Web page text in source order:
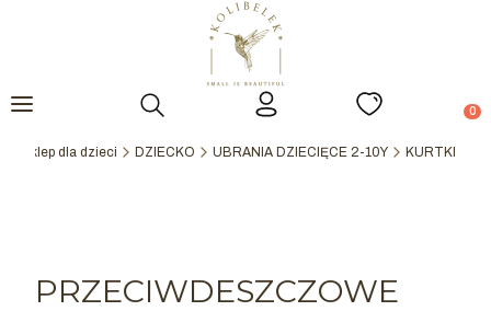
Otwórz wyszukiwarkę
- sklep dla dzieci DZIECKO UBRANIA DZIECIĘCE 2-10Y KURTKI
PRZECIWDESZCZOWE